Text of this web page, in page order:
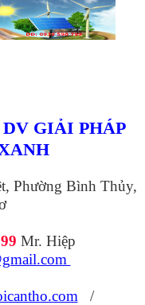
GIẢI PHÁP
Phường Bình Thủy,
Mr. Hiệp
/